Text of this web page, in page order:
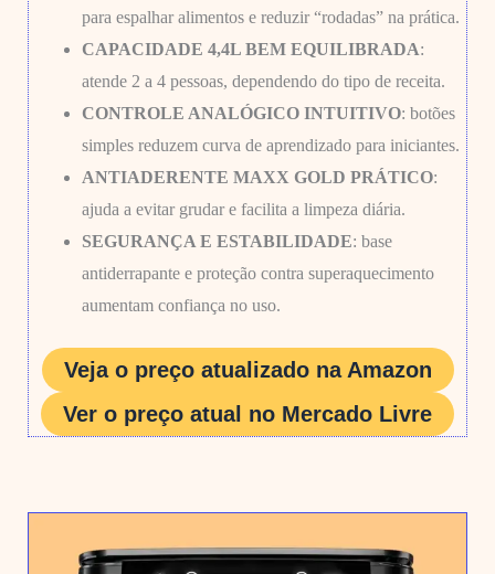
para espalhar alimentos e reduzir “rodadas” na prática.
CAPACIDADE 4,4L BEM EQUILIBRADA:
atende 2 a 4 pessoas, dependendo do tipo de receita.
CONTROLE ANALÓGICO INTUITIVO: botões
simples reduzem curva de aprendizado para iniciantes.
ANTIADERENTE MAXX GOLD PRÁTICO:
ajuda a evitar grudar e facilita a limpeza diária.
SEGURANÇA E ESTABILIDADE: base
antiderrapante e proteção contra superaquecimento
aumentam confiança no uso.
Veja o preço atualizado na Amazon
Ver o preço atual no Mercado Livre